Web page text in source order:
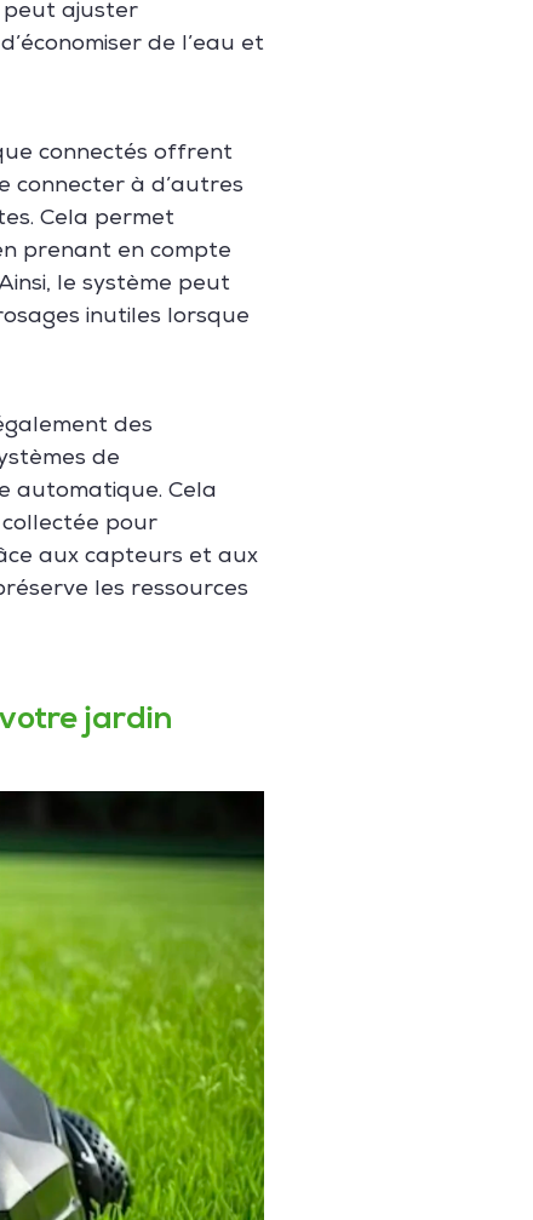
peut ajuster
de l’eau et
connectés offrent
connecter à d’autres
Cela permet
prenant en compte
le système peut
inutiles lorsque
des
de
automatique. Cela
pour
aux capteurs et aux
les ressources
jardin